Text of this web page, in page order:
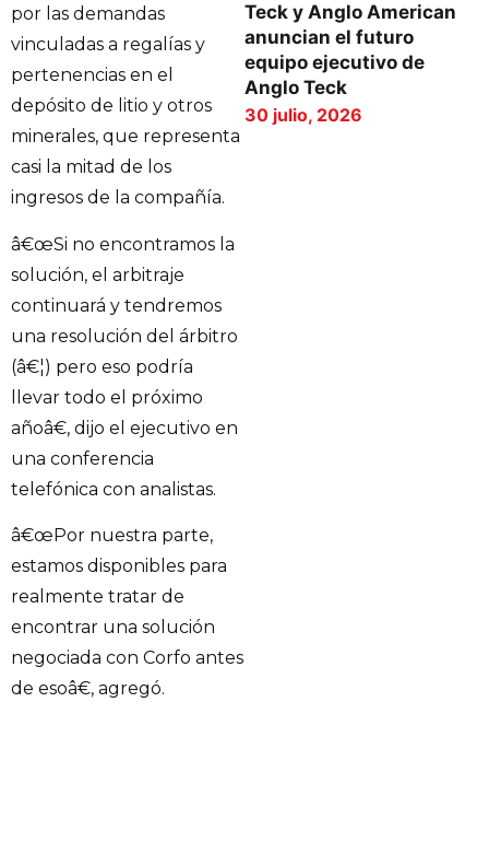
por las demandas
vinculadas a regalías y
pertenencias en el
depósito de litio y otros
minerales, que representa
casi la mitad de los
ingresos de la compañía.
â€œSi no encontramos la
solución, el arbitraje
continuará y tendremos
una resolución del árbitro
(â€¦) pero eso podría
llevar todo el próximo
añoâ€, dijo el ejecutivo en
una conferencia
telefónica con analistas.
â€œPor nuestra parte,
estamos disponibles para
realmente tratar de
encontrar una solución
negociada con Corfo antes
de esoâ€, agregó.
Teck y Anglo American
anuncian el futuro
equipo ejecutivo de
Anglo Teck
30 julio, 2026